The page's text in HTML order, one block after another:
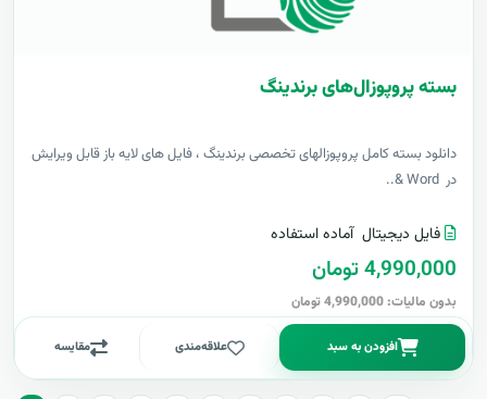
بسته پروپوزال‌های برندینگ
دانلود بسته کامل پروپوزالهای تخصصی برندینگ ، فایل های لایه باز قابل ویرایش
در Word &..
فایل دیجیتال آماده استفاده
4,990,000 تومان
بدون مالیات: 4,990,000 تومان
افزودن به سبد علاقه‌مندی مقایسه